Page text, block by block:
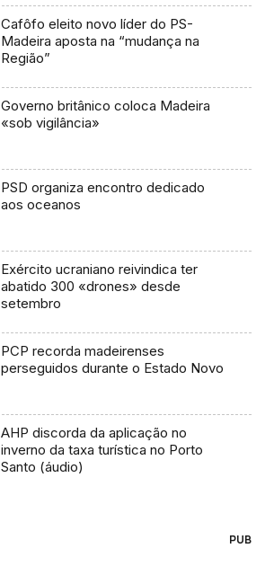
Cafôfo eleito novo líder do PS-
Madeira aposta na “mudança na
Região”
Governo britânico coloca Madeira
«sob vigilância»
PSD organiza encontro dedicado
aos oceanos
Exército ucraniano reivindica ter
abatido 300 «drones» desde
setembro
PCP recorda madeirenses
perseguidos durante o Estado Novo
AHP discorda da aplicação no
inverno da taxa turística no Porto
Santo (áudio)
PUB